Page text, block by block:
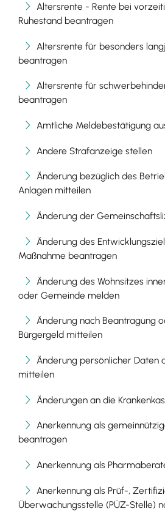
Altersrente - Rente bei
Ruhestand beantragen
Altersrente für besonders
beantragen
Altersrente für
beantragen
Amtliche Meldebestätigung
Andere Strafanzeige stellen
Änderung bezüglich des
Anlagen mitteilen
Änderung der
Änderung des
Maßnahme beantragen
Änderung des Wohnsitzes
oder Gemeinde melden
Änderung nach Beantragung
Bürgergeld mitteilen
Änderung persönlicher Daten
mitteilen
Änderungen an die
Anerkennung als
beantragen
Anerkennung als
Anerkennung als Prüf-,
Überwachungsstelle (PÜZ-Stelle)